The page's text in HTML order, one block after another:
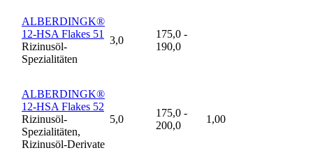
ALBERDINGK®
12-HSA Flakes 51
Rizinusöl-
Spezialitäten
3,0
175,0 -
190,0
ALBERDINGK®
12-HSA Flakes 52
Rizinusöl-
Spezialitäten,
Rizinusöl-Derivate
5,0
175,0 -
200,0
1,00